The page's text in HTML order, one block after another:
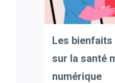
Les bienfaits
sur la santé
numérique